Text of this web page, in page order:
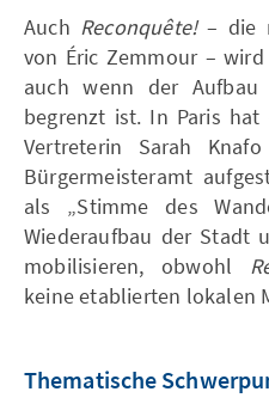
Auch Reconquête!– die
von Éric Zemmour –
auch wenn der
begrenzt ist. In Paris
Vertreterin Sarah
Bürgermeisteramt
als „Stimme des
Wiederaufbau der Stadt
mobilisieren, obwohl
keine etablierten lokalen
Thematische